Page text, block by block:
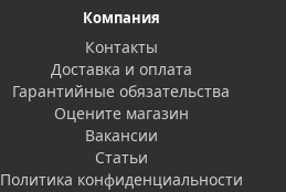
Компания
Контакты
Доставка и оплата
Гарантийные обязательства
Оцените магазин
Вакансии
Статьи
Политика конфиденциальности